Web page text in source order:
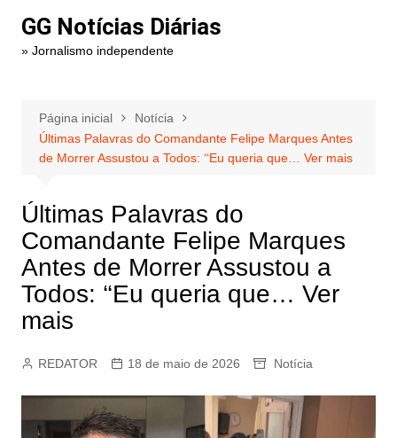
paraGG Notícias Diárias
» Jornalismo independente
Página inicial
Notícia
Últimas Palavras do Comandante Felipe Marques Antes
de Morrer Assustou a Todos: ‘‘Eu queria que… Ver mais
Últimas Palavras do
Comandante Felipe Marques
Antes de Morrer Assustou a
Todos: ‘‘Eu queria que… Ver
mais
REDATOR 18 de maio de 2026 Notícia